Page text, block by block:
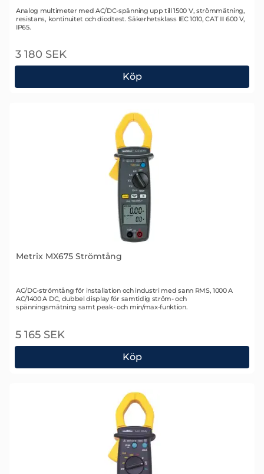
Art. nr 1300
Analog multimeter med AC/DC-spänning upp till 1500 V, strömmätning,
resistans, kontinuitet och diodtest. Säkerhetsklass IEC 1010, CAT III 600 V,
IP65.
3 180 SEK
Köp
Metrix MX1 Analog Multimeter
Metrix MX675 Strömtång
Art. nr 1118
AC/DC-strömtång för installation och industri med sann RMS, 1000 A
AC/1400 A DC, dubbel display för samtidig ström- och
spänningsmätning samt peak- och min/max-funktion.
5 165 SEK
Köp
Metrix MX675 Strömtång